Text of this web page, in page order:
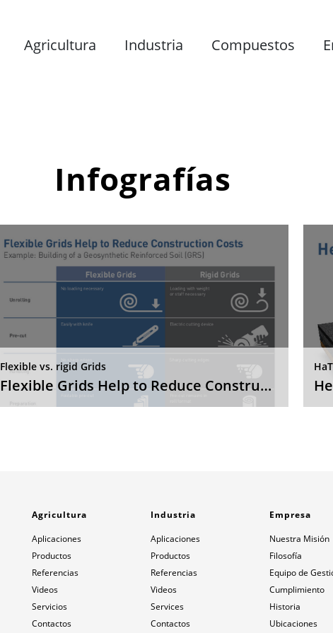
Agricultura Industria Compuestos
Infografías
Flexible vs. rigid Grids
Flexible Grids Help to Reduce Construction Costs
Agricultura
Aplicaciones
Productos
Referencias
Videos
Servicios
Contactos
Industria
Aplicaciones
Productos
Referencias
Videos
Services
Contactos
Empresa
Nuestra Misión
Filosofía
Equipo de
Cumplimiento
Historia
Ubicaciones